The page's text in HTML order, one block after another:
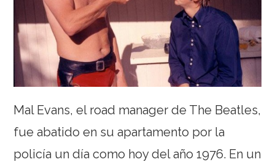
Mal Evans, el road manager de The Beatles,
fue abatido en su apartamento por la
policía un día como hoy del año 1976. En un